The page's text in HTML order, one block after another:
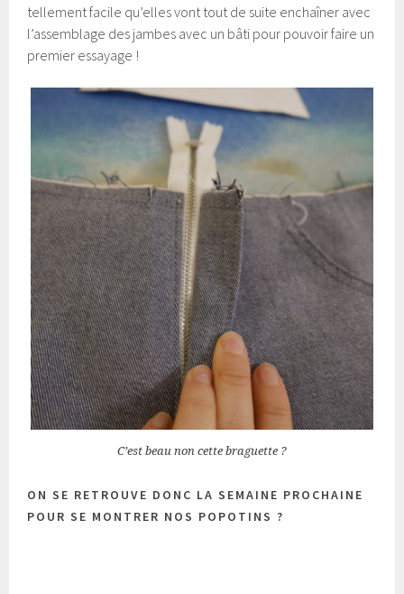
tellement facile qu’elles vont tout de suite enchaîner avec
l’assemblage des jambes avec un bâti pour pouvoir faire un
premier essayage !
C’est beau non cette braguette ?
ON SE RETROUVE DONC LA SEMAINE PROCHAINE
POUR SE MONTRER NOS POPOTINS ?